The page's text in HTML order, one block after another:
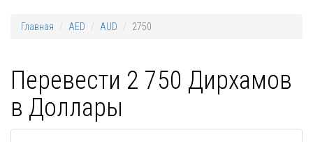
Главная AED AUD 2750
Перевести 2 750 Дирхамов
в Доллары